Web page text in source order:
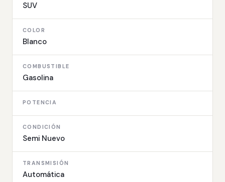
SUV
COLOR
Blanco
COMBUSTIBLE
Gasolina
POTENCIA
CONDICIÓN
Semi Nuevo
TRANSMISIÓN
Automática